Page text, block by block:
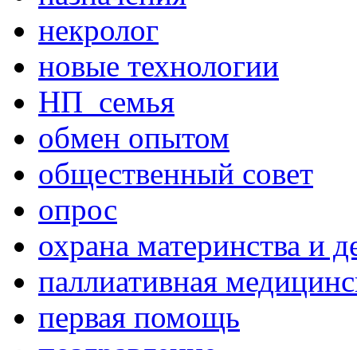
некролог
новые технологии
НП_семья
обмен опытом
общественный совет
опрос
охрана материнства и
паллиативная
первая помощь